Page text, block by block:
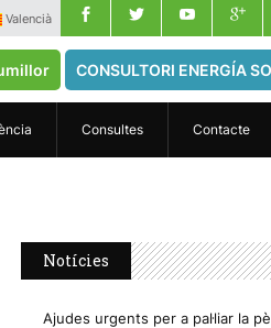
Valencià
CONSULTORI ENERGÍA
Consultes Contacte
Notícies
Ajudes urgents per a pal·liar la